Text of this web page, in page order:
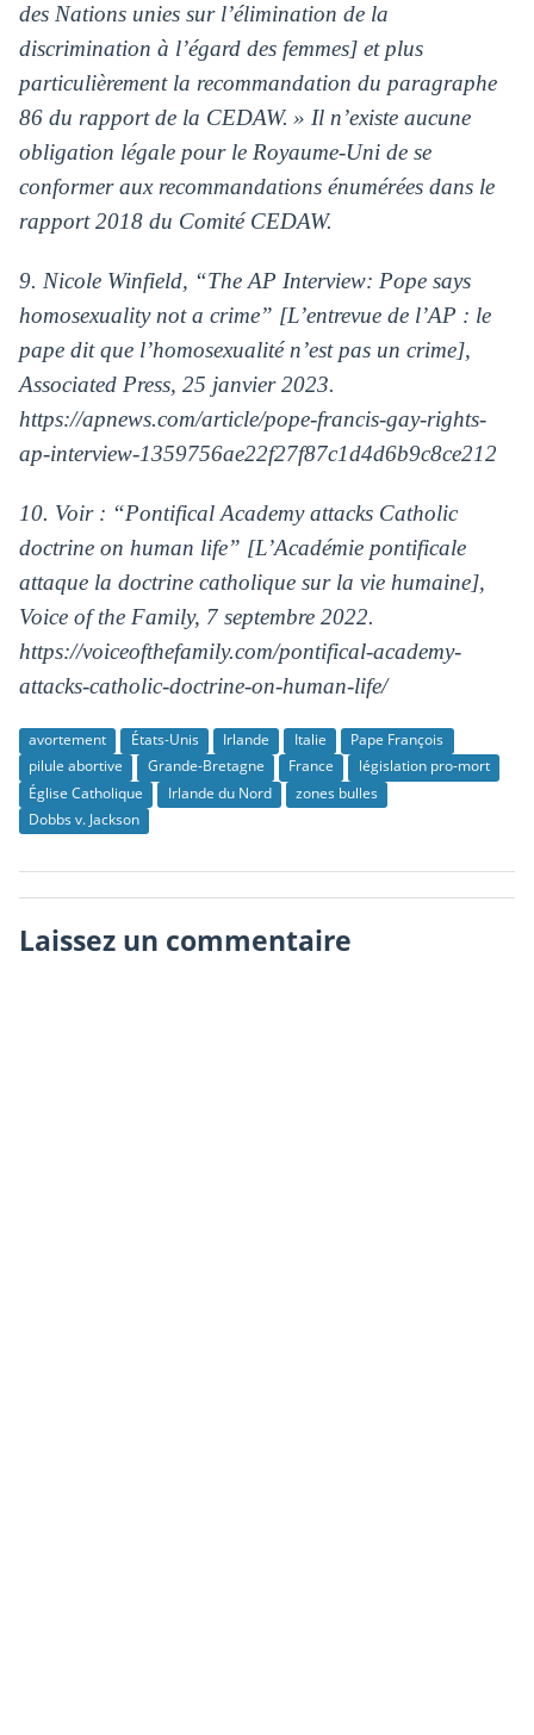
des Nations unies sur l’élimination de la
discrimination à l’égard des femmes] et plus
particulièrement la recommandation du paragraphe
86 du rapport de la CEDAW. » Il n’existe aucune
obligation légale pour le Royaume-Uni de se
conformer aux recommandations énumérées dans le
rapport 2018 du Comité CEDAW.
9. Nicole Winfield, “The AP Interview: Pope says
homosexuality not a crime” [L’entrevue de l’AP : le
pape dit que l’homosexualité n’est pas un crime],
Associated Press, 25 janvier 2023.
https://apnews.com/article/pope-francis-gay-rights-
ap-interview-1359756ae22f27f87c1d4d6b9c8ce212
10. Voir : “Pontifical Academy attacks Catholic
doctrine on human life” [L’Académie pontificale
attaque la doctrine catholique sur la vie humaine],
Voice of the Family, 7 septembre 2022.
https://voiceofthefamily.com/pontifical-academy-
attacks-catholic-doctrine-on-human-life/
avortement États-Unis Irlande Italie
Pape François
pilule abortive
Grande-Bretagne France
législation pro-mort
Église Catholique
Irlande du Nord
zones bulles
Dobbs v. Jackson
Laissez un commentaire